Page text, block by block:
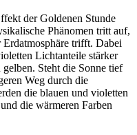
der Goldenen Stunde
Phänomen tritt auf,
trifft. Dabei
Lichtanteile stärker
Steht die Sonne tief
Weg durch die
die blauen und violetten
die wärmeren Farben